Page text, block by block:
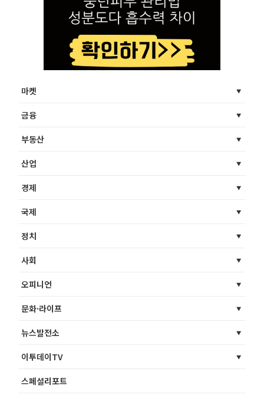
마켓
금융
부동산
산업
경제
국제
정치
사회
오피니언
문화·라이프
뉴스발전소
이투데이TV
스페셜리포트